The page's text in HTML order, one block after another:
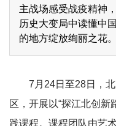
主战场感受战疫精神
历史大变局中读懂中
的地方绽放绚丽之花。
7月24日至28日，
区，开展以“探江北创新
践课程。课程团队由艺